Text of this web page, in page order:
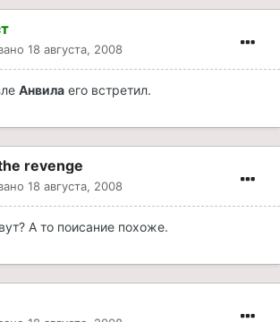
18 августа, 2008
Анвила его встретил.
revenge
18 августа, 2008
А то поисание похоже.